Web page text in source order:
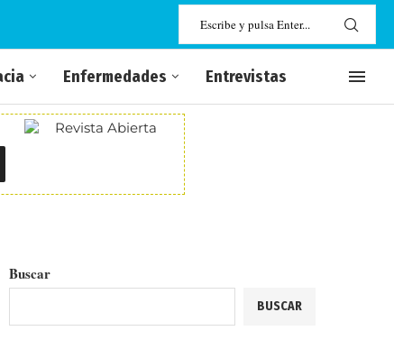
Enfermedades Entrevistas
Buscar
BUSCAR